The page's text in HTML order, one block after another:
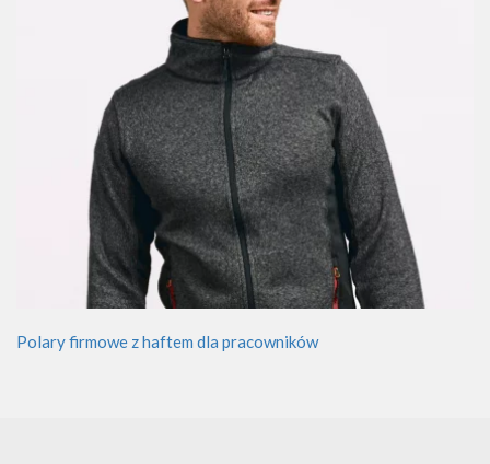
Polary firmowe z haftem dla pracowników